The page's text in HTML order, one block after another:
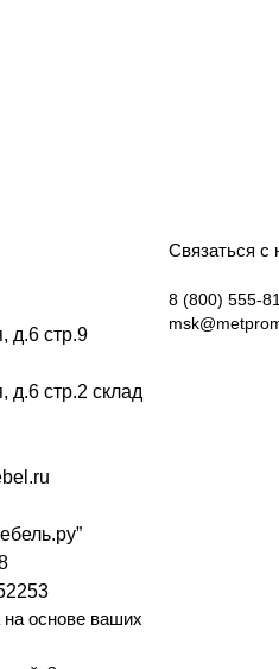
д.6 стр.9
д.6 стр.2 склад
Связаться с
8 (800) 555-
основе ваших